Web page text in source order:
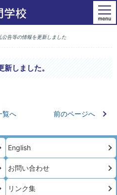
公告等の情報を更新しました
しました。
覧へ
前のページへ
English
お問い合わせ
リンク集